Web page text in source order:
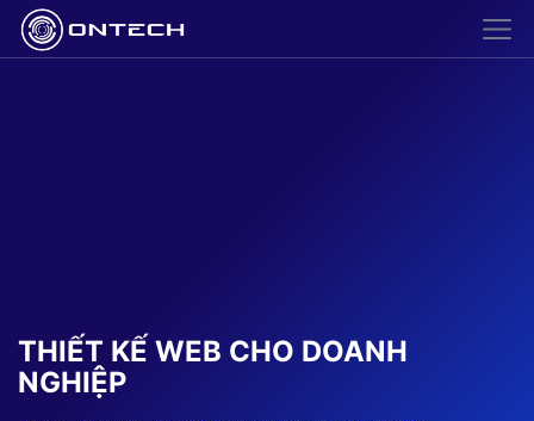
THIẾT KẾ WEB CHO DOANH
NGHIỆP